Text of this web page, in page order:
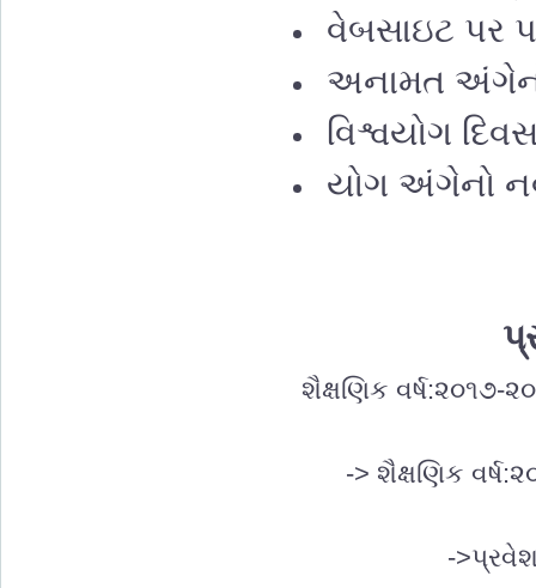
વેબસાઇટ પર
અનામત
વિશ્વયોગ
યોગ અંગેનો
શૈક્ષણિક વર્ષ:૨૦૧૭-
-> શૈક્ષણિક
-